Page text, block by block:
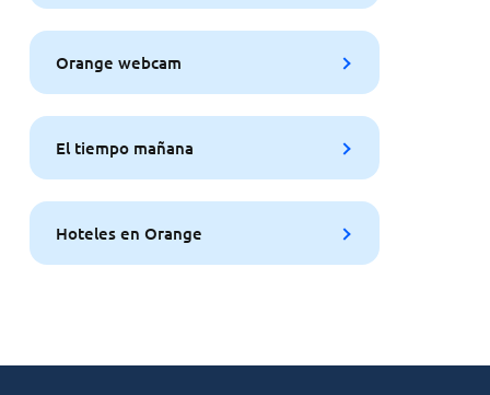
Orange webcam
El tiempo mañana
Hoteles en Orange